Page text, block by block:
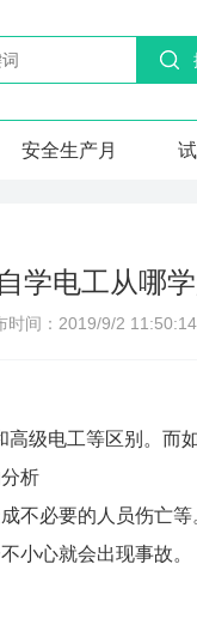
安全生产月
学电工从哪
时间：2019/9/2 11:50:14
级电工等区别。而
析
不必要的人员伤亡等
小心就会出现事故。